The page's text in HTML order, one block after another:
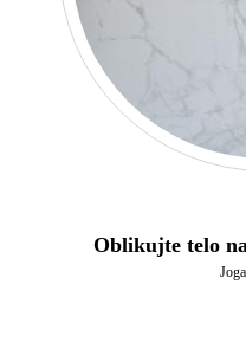
Oblikujte telo